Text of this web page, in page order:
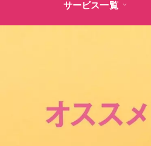
サービス一覧